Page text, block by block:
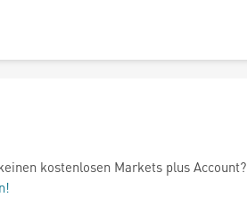
kostenlosen Markets plus Account?